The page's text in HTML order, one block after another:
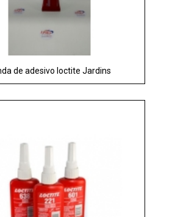
de adesivo loctite Jardins